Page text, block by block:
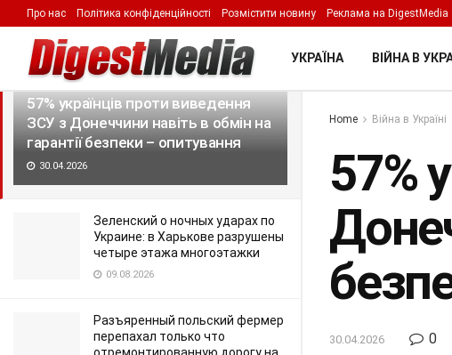
LATEST TRENDING Filter
57% українців проти виведення
ЗСУ з Донеччини навіть в обмін на
гарантії безпеки – опитування
30.04.2026
Зеленский о ночных ударах по
Украине: в Харькове разрушены
четыре этажа многоэтажки
09.08.2026
Разъяренный польский фермер
перепахал только что
Про нас Політика конфіденційності Розмістити новину Реклама на DigestMedia
УКРАЇНА ВІЙНА В
Home Війна в Україні
57%
30.04.2026 0